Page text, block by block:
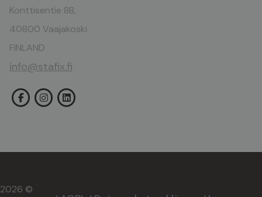
Konttisentie 8B,
40800 Vaajakoski
FINLAND
info@stafix.fi
2026 ©